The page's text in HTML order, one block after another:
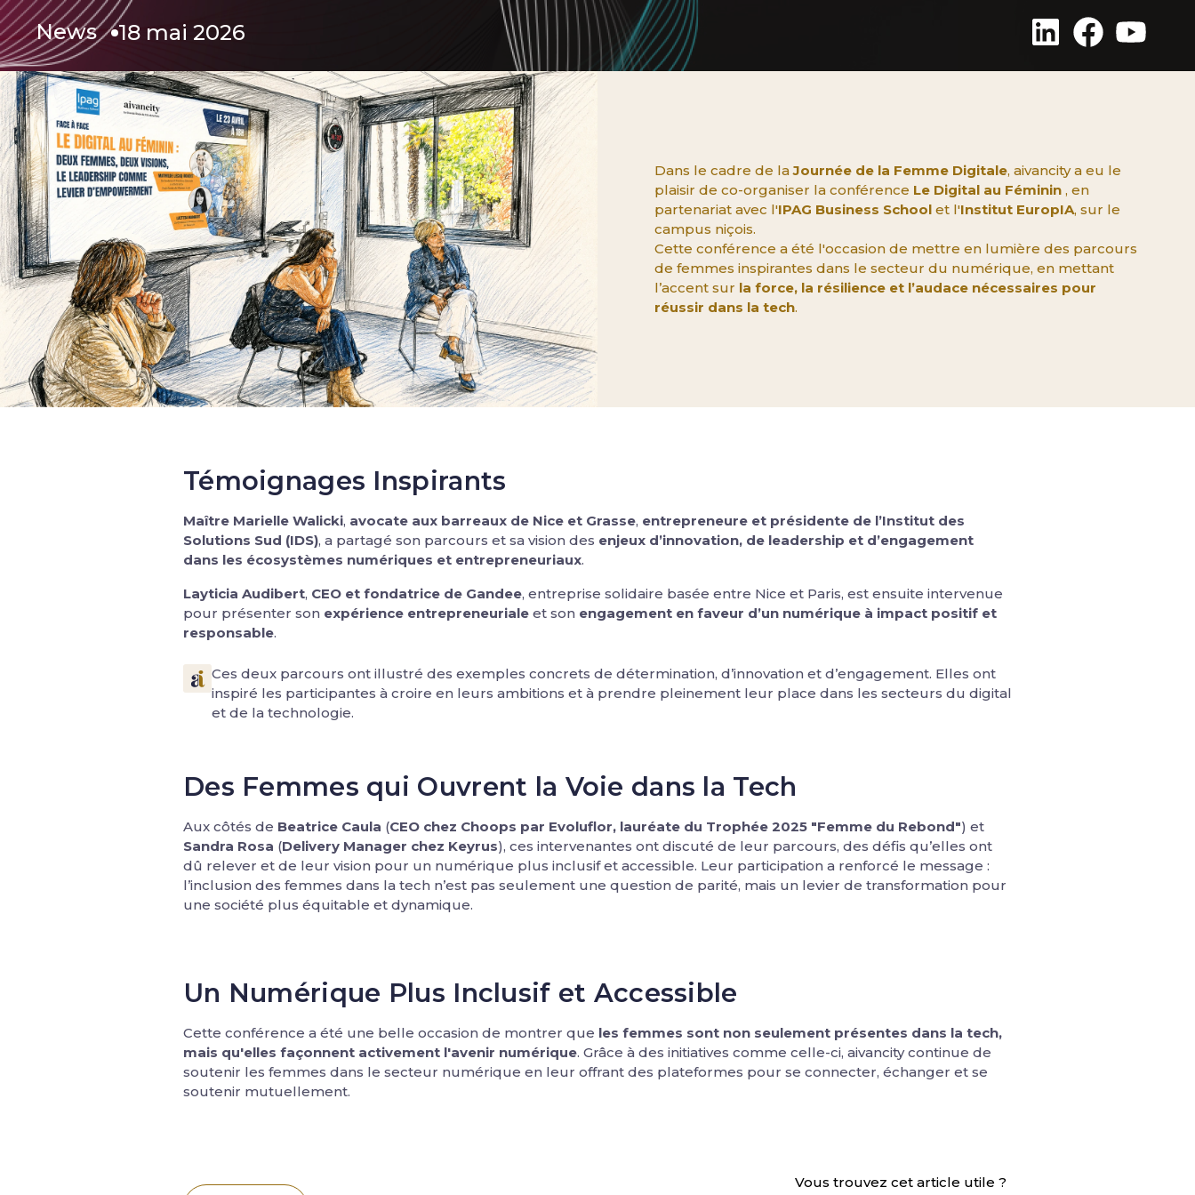
News 18 mai 2026
Dans le cadre de laJournée de la Femme Digitale, aivancity a eu le
plaisir de co-organiser la conférence Le Digital au Féminin , en
partenariat avec l'IPAG Business School et l'Institut EuropIA, sur le
campus niçois.
Cette conférence a été l'occasion de mettre en lumière des parcours
de femmes inspirantes dans le secteur du numérique, en mettant
l’accent sur la force, la résilience et l’audace nécessaires pour
réussir dans la tech.
Témoignages Inspirants
Maître Marielle Walicki, avocate aux barreaux de Nice et Grasse, entrepreneure et présidente de l’Institut des
Solutions Sud (IDS), a partagé son parcours et sa vision des enjeux d’innovation, de leadership et d’engagement
dans les écosystèmes numériques et entrepreneuriaux.
Layticia Audibert, CEO et fondatrice de Gandee, entreprise solidaire basée entre Nice et Paris, est ensuite intervenue
pour présenter son expérience entrepreneuriale et son engagement en faveur d’un numérique à impact positif et
responsable.
Ces deux parcours ont illustré des exemples concrets de détermination, d’innovation et d’engagement. Elles ont
inspiré les participantes à croire en leurs ambitions et à prendre pleinement leur place dans les secteurs du digital
et de la technologie.
Des Femmes qui Ouvrent la Voie dans la Tech
Aux côtés de Beatrice Caula (CEO chez Choops par Evoluflor, lauréate du Trophée 2025 "Femme du Rebond") et
Sandra Rosa (Delivery Manager chez Keyrus), ces intervenantes ont discuté de leur parcours, des défis qu’elles ont
dû relever et de leur vision pour un numérique plus inclusif et accessible. Leur participation a renforcé le message :
l’inclusion des femmes dans la tech n’est pas seulement une question de parité, mais un levier de transformation pour
une société plus équitable et dynamique.
Un Numérique Plus Inclusif et Accessible
Cette conférence a été une belle occasion de montrer que les femmes sont non seulement présentes dans la tech,
mais qu'elles façonnent activement l'avenir numérique. Grâce à des initiatives comme celle-ci, aivancity continue de
soutenir les femmes dans le secteur numérique en leur offrant des plateformes pour se connecter, échanger et se
soutenir mutuellement.
Vous trouvez cet article utile ?